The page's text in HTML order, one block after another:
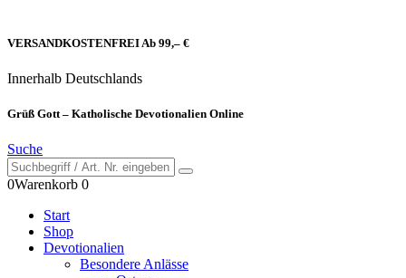
VERSANDKOSTENFREI Ab 99,– €
Innerhalb Deutschlands
Grüß Gott – Katholische Devotionalien Online
Suche
0Warenkorb 0
Start
Shop
Devotionalien
Besondere Anlässe